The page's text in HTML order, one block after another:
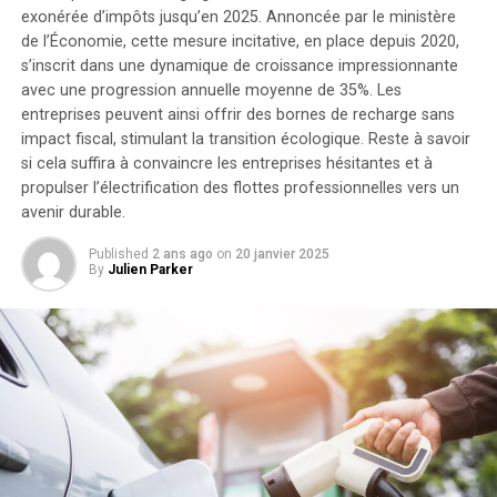
effectif causé par divers départs ou absences imprévues
parmi leurs pairs.
Cela illustre bien la pression incessante subie par ces
professionnels ; chez beaucoup d’entre eux,cet instinct
naturel altruiste devient non seulement source fierté
mais également chemin vers l’épuisement total lorsque
aucune limite n’est établie entre vie professionnelle et
personnelle – jusqu’à ce que finalement leur corps
impose une pause forcée sous forme maladie ou fatigue
extrême.
Aperçu vers une transformation
nécessaire
kilowattheure chacune, augmentant la capacité totale à
9,6 kilowattheures.
Intégration dans un Écosystème
Intelligent
Le Solarbank 2 AC s’intègre parfaitement dans un
écosystème énergétique intelligent grâce à sa
compatibilité avec le compteur Anker SOLIX Smart et
les prises intelligentes proposées par Anker. cette
fonctionnalité permet une gestion optimisée de la
consommation électrique tout en réduisant les pertes
énergétiques inutiles. De plus, Anker SOLIX prévoit
d’étendre cette compatibilité aux dispositifs Shelly.
Durabilité et Résistance aux
Intempéries
exonérée d’impôts jusqu’en 2025. Annoncée par le ministère
de l’Économie, cette mesure incitative, en place depuis 2020,
s’inscrit dans une dynamique de croissance impressionnante
avec une progression annuelle moyenne de 35%. Les
entreprises peuvent ainsi offrir des bornes de recharge sans
impact fiscal, stimulant la transition écologique. Reste à savoir
si cela suffira à convaincre les entreprises hésitantes et à
propulser l’électrification des flottes professionnelles vers un
avenir durable.
Published 2 ans ago on 20 janvier 2025
By Julien Parker